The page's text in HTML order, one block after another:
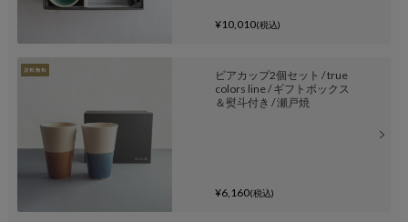
¥10,010(税込)
ビアカップ2個セット / true
colors line / ギフトボックス
＆熨斗付き / 瀬戸焼
¥6,160(税込)